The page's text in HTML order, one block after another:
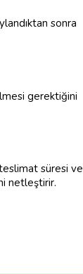
sonra
gerektiğini
teslimat süresi ve
netleştirir.